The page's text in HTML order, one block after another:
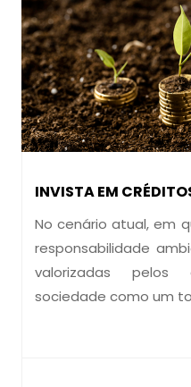
INVISTA EM
No cenário atual, em
responsabilidade
valorizadas pelos
sociedade como um